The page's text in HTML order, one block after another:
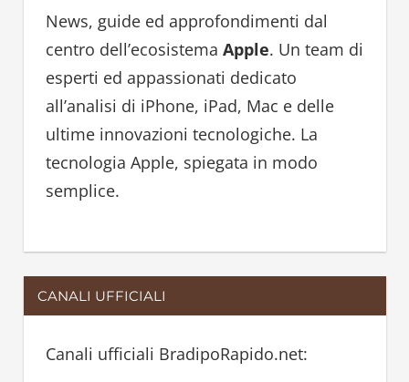
f
o
r
:
News, guide ed approfondimenti dal
centro dell’ecosistema Apple. Un team di
esperti ed appassionati dedicato
all’analisi di iPhone, iPad, Mac e delle
ultime innovazioni tecnologiche. La
tecnologia Apple, spiegata in modo
semplice.
CANALI UFFICIALI
Canali ufficiali BradipoRapido.net: